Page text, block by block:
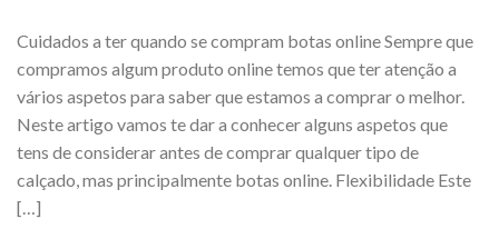
Cuidados a ter quando se compram botas online Sempre que
compramos algum produto online temos que ter atenção a
vários aspetos para saber que estamos a comprar o melhor.
Neste artigo vamos te dar a conhecer alguns aspetos que
tens de considerar antes de comprar qualquer tipo de
calçado, mas principalmente botas online. Flexibilidade Este
[…]